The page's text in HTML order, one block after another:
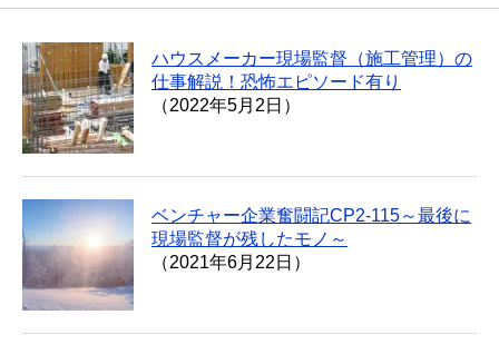
ハウスメーカー現場監督（施工管理）の
仕事解説！恐怖エピソード有り
（2022年5月2日）
ベンチャー企業奮闘記CP2-115～最後に
現場監督が残したモノ～
（2021年6月22日）